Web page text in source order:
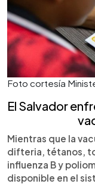
Foto cortesía
El Salvador
Mientras que la
difteria, tétanos,
influenza B y
disponible en el